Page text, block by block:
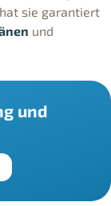
sie garantiert
und
und